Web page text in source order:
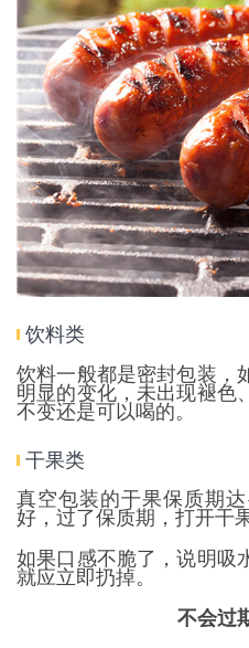
饮料类
饮料一般都是密封包装，
明显的变化，未出现褪色
不变还是可以喝的。
干果类
真空包装的干果保质期
好，过了保质期，打开干
如果口感不脆了，说明吸
就应立即扔掉。
不会过